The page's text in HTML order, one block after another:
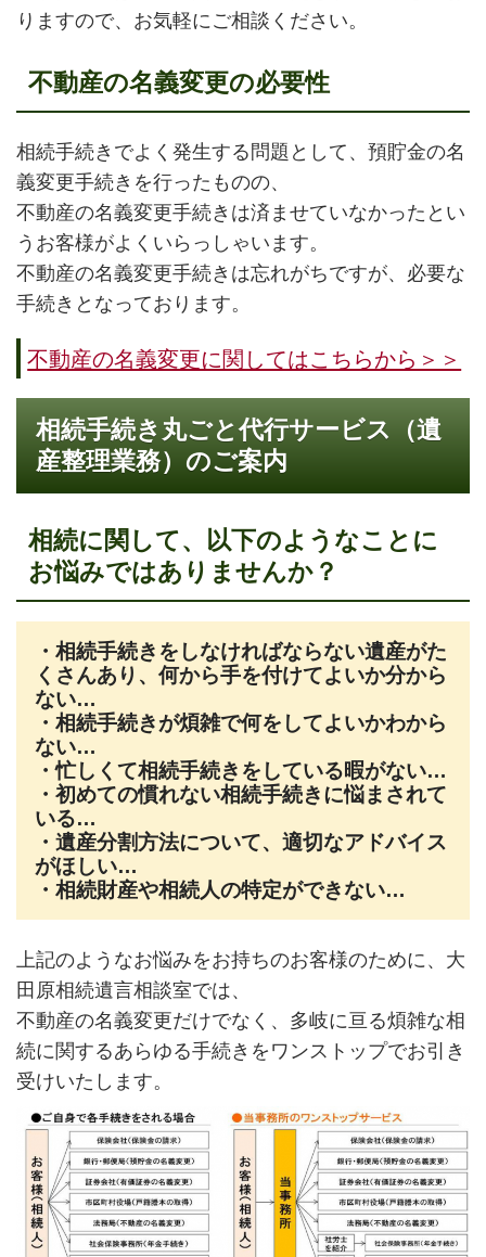
りますので、お気軽にご相談ください。
不動産の名義変更の必要性
相続手続きでよく発生する問題として、預貯金の名
義変更手続きを行ったものの、
不動産の名義変更手続きは済ませていなかったとい
うお客様がよくいらっしゃいます。
不動産の名義変更手続きは忘れがちですが、必要な
手続きとなっております。
不動産の名義変更に関してはこちらから＞＞
相続手続き丸ごと代行サービス（遺
産整理業務）のご案内
相続に関して、以下のようなことに
お悩みではありませんか？
・相続手続きをしなければならない遺産がた
くさんあり、何から手を付けてよいか分から
ない…
・相続手続きが煩雑で何をしてよいかわから
ない…
・忙しくて相続手続きをしている暇がない…
・初めての慣れない相続手続きに悩まされて
いる…
・遺産分割方法について、適切なアドバイス
がほしい…
・相続財産や相続人の特定ができない…
上記のようなお悩みをお持ちのお客様のために、大
田原相続遺言相談室では、
不動産の名義変更だけでなく、多岐に亘る煩雑な相
続に関するあらゆる手続きをワンストップでお引き
受けいたします。